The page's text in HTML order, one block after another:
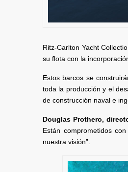
Ritz-Carlton Yacht
su flota con la
Estos barcos se
toda la producción y el
de construcción naval e
Douglas Prothero,
Están comprometidos
nuestra visión”.